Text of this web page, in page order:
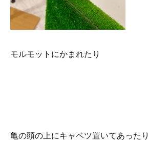
モルモットにかまれたり
亀の頭の上にキャベツ置いてあったり